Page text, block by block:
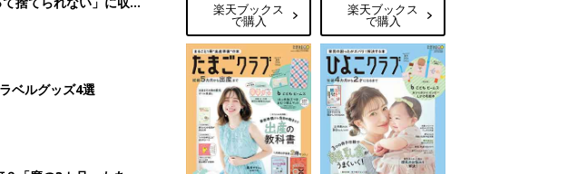
楽天ブックス
で購入
楽天ブックス
で購入